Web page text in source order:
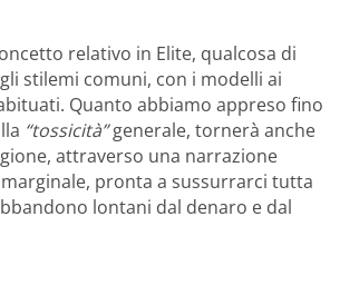
relativo in Elite, qualcosa di
stilemi comuni, con i modelli ai
Quanto abbiamo appreso fino
“tossicità”generale, tornerà anche
attraverso una narrazione
pronta a sussurrarci tutta
lontani dal denaro e dal